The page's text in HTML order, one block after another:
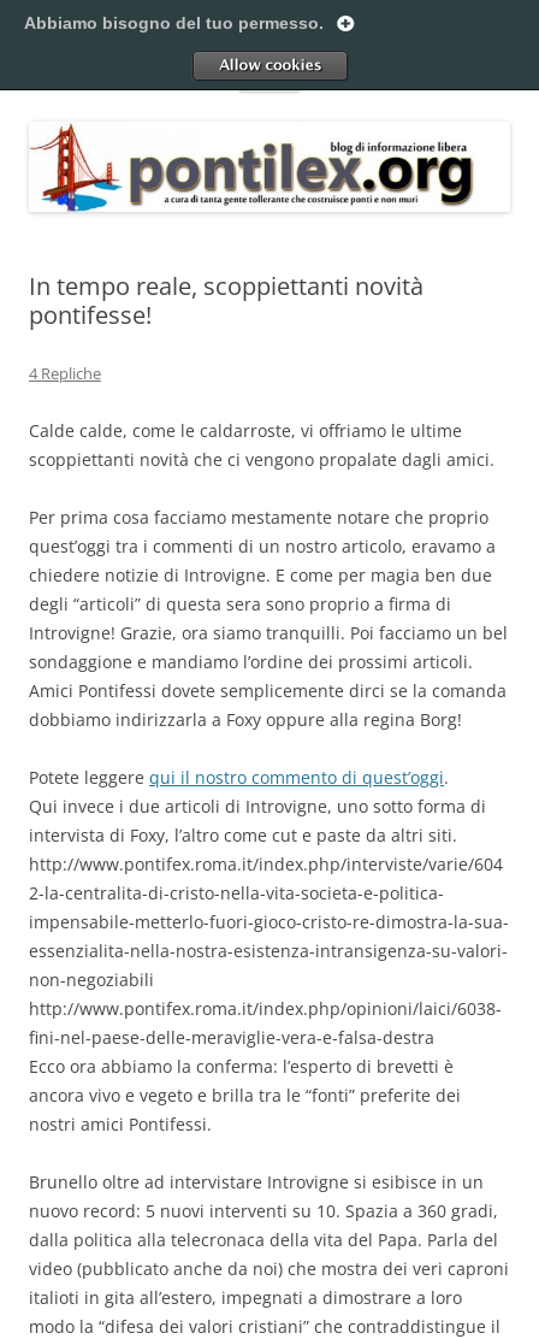
al
Pontilex
Menu
In tempo reale, scoppiettanti novità
pontifesse!
4 Repliche
Calde calde, come le caldarroste, vi offriamo le ultime
scoppiettanti novità che ci vengono propalate dagli amici.
Per prima cosa facciamo mestamente notare che proprio
quest’oggi tra i commenti di un nostro articolo, eravamo a
chiedere notizie di Introvigne. E come per magia ben due
degli “articoli” di questa sera sono proprio a firma di
Introvigne! Grazie, ora siamo tranquilli. Poi facciamo un bel
sondaggione e mandiamo l’ordine dei prossimi articoli.
Amici Pontifessi dovete semplicemente dirci se la comanda
dobbiamo indirizzarla a Foxy oppure alla regina Borg!
Potete leggere qui il nostro commento di quest’oggi.
Qui invece i due articoli di Introvigne, uno sotto forma di
intervista di Foxy, l’altro come cut e paste da altri siti.
http://www.pontifex.roma.it/index.php/interviste/varie/604
2-la-centralita-di-cristo-nella-vita-societa-e-politica-
impensabile-metterlo-fuori-gioco-cristo-re-dimostra-la-sua-
essenzialita-nella-nostra-esistenza-intransigenza-su-valori-
non-negoziabili
http://www.pontifex.roma.it/index.php/opinioni/laici/6038-
fini-nel-paese-delle-meraviglie-vera-e-falsa-destra
Ecco ora abbiamo la conferma: l’esperto di brevetti è
ancora vivo e vegeto e brilla tra le “fonti” preferite dei
nostri amici Pontifessi.
Brunello oltre ad intervistare Introvigne si esibisce in un
nuovo record: 5 nuovi interventi su 10. Spazia a 360 gradi,
dalla politica alla telecronaca della vita del Papa. Parla del
video (pubblicato anche da noi) che mostra dei veri caproni
italioti in gita all’estero, impegnati a dimostrare a loro
modo la “difesa dei valori cristiani” che contraddistingue il
Abbiamo bisogno del tuo permesso.